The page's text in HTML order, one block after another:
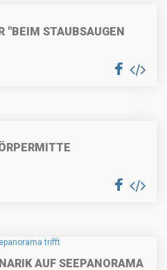
"BEIM STAUBSAUGEN
AUF SEEPANORAMA